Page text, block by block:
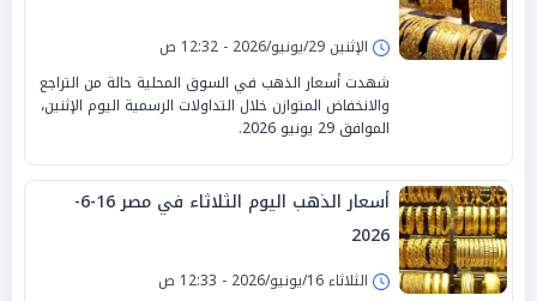
الإثنين 29/يونيو/2026 - 12:32 ص
شهدت أسعار الذهب في السوق المحلية حالة من التراجع
والانخفاض المتوازن خلال التداولات الرسمية اليوم الإثنين،
الموافق 29 يونيو 2026.
أسعار الذهب اليوم الثلاثاء في مصر 16-6-
2026
الثلاثاء 16/يونيو/2026 - 12:33 ص